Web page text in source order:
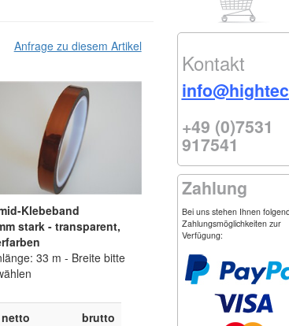
Anfrage zu diesem Artikel
Klebeband
stark - transparent,
33 m - Breite bitte
netto
brutto
Kontakt
+49 (0)7531
917541
Zahlung
Bei uns stehen Ihnen
Zahlungsmöglichkeiten zur
Verfügung: